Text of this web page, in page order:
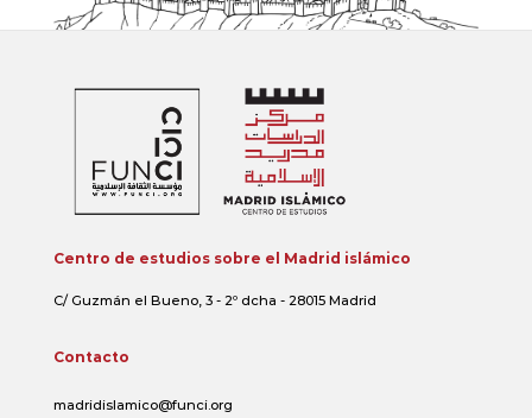
Centro de estudios sobre el Madrid islámico
C/ Guzmán el Bueno, 3 - 2º dcha - 28015 Madrid
Contacto
madridislamico@funci.org